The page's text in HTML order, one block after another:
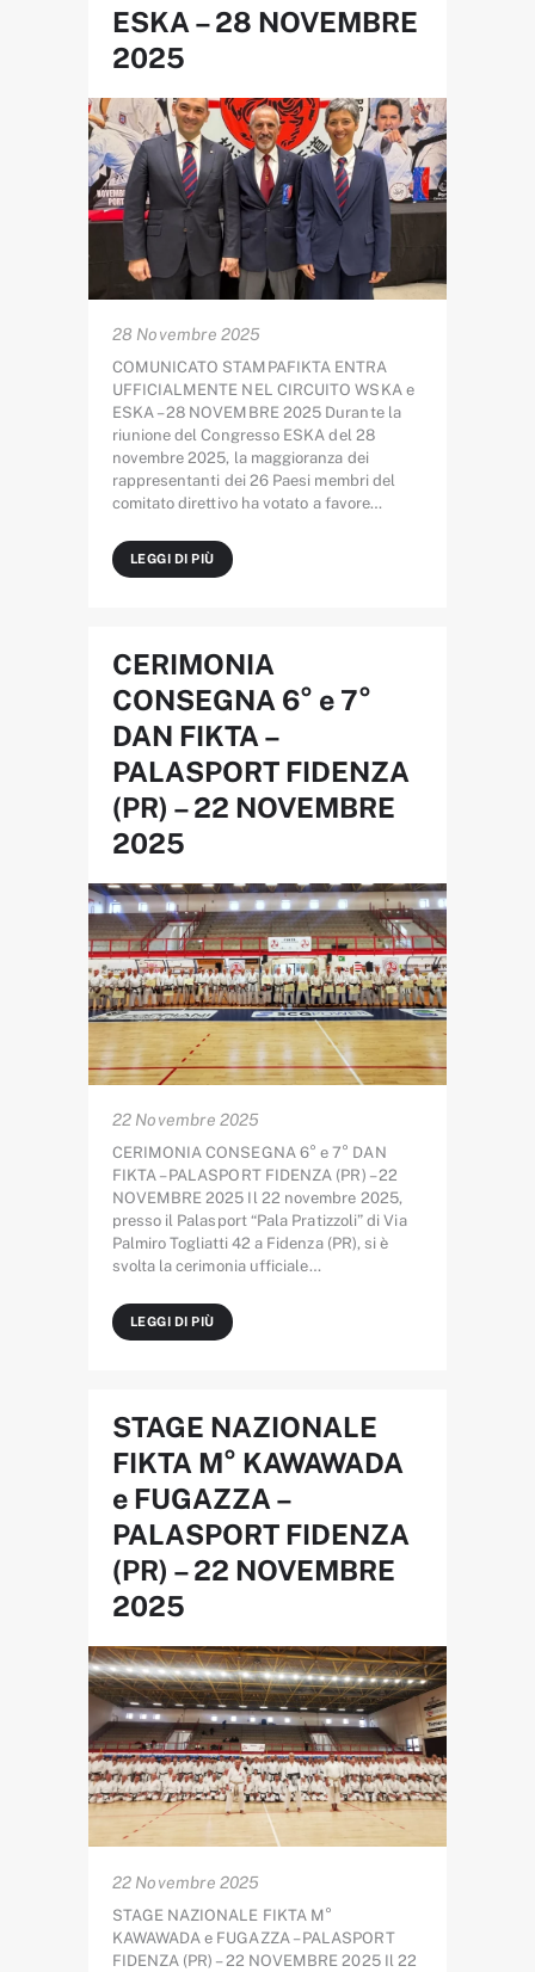
ESKA – 28 NOVEMBRE
2025
28 Novembre 2025
COMUNICATO STAMPAFIKTA ENTRA
UFFICIALMENTE NEL CIRCUITO WSKA e
ESKA – 28 NOVEMBRE 2025 Durante la
riunione del Congresso ESKA del 28
novembre 2025, la maggioranza dei
rappresentanti dei 26 Paesi membri del
comitato direttivo ha votato a favore…
LEGGI DI PIÙ
CERIMONIA
CONSEGNA 6° e 7°
DAN FIKTA –
PALASPORT FIDENZA
(PR) – 22 NOVEMBRE
2025
22 Novembre 2025
CERIMONIA CONSEGNA 6° e 7° DAN
FIKTA – PALASPORT FIDENZA (PR) – 22
NOVEMBRE 2025 Il 22 novembre 2025,
presso il Palasport “Pala Pratizzoli” di Via
Palmiro Togliatti 42 a Fidenza (PR), si è
svolta la cerimonia ufficiale…
LEGGI DI PIÙ
STAGE NAZIONALE
FIKTA M° KAWAWADA
e FUGAZZA –
PALASPORT FIDENZA
(PR) – 22 NOVEMBRE
2025
22 Novembre 2025
STAGE NAZIONALE FIKTA M°
KAWAWADA e FUGAZZA – PALASPORT
FIDENZA (PR) – 22 NOVEMBRE 2025 Il 22